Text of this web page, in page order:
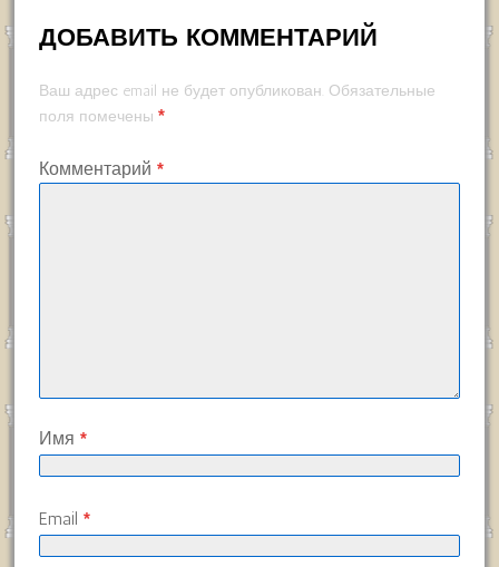
ДОБАВИТЬ КОММЕНТАРИЙ
Ваш адрес email не будет опубликован. Обязательные
поля помечены *
Комментарий *
Имя *
Email *